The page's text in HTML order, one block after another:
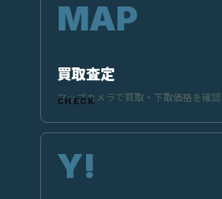
買取査定
マップカメラで買取・下取価格を確認